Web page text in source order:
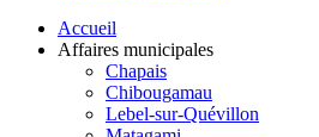
Accueil
Affaires municipales
Chapais
Chibougamau
Lebel-sur-Quévillon